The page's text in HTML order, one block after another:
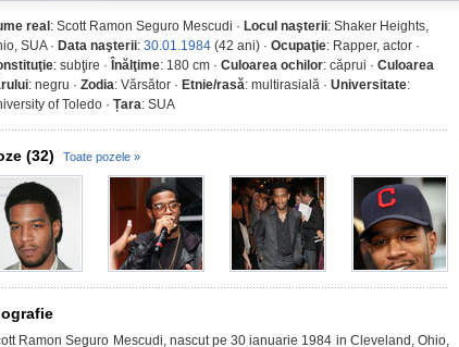
real : Scott Ramon Seguro Mescudi · Locul naşterii: Shaker Heights,
SUA · Data naşterii: 30.01.1984 (42 ani) · Ocupaţie: Rapper, actor ·
: subţire · Înălţime: 180 cm · Culoarea ochilor: căprui · Culoarea
: negru · Zodia: Vărsător · Etnie/rasă: multirasială · Universitate:
of Toledo · Țara: SUA
(32) Toate pozele »
Ramon Seguro Mescudi, nascut pe 30 ianuarie 1984 in Cleveland, Ohio,